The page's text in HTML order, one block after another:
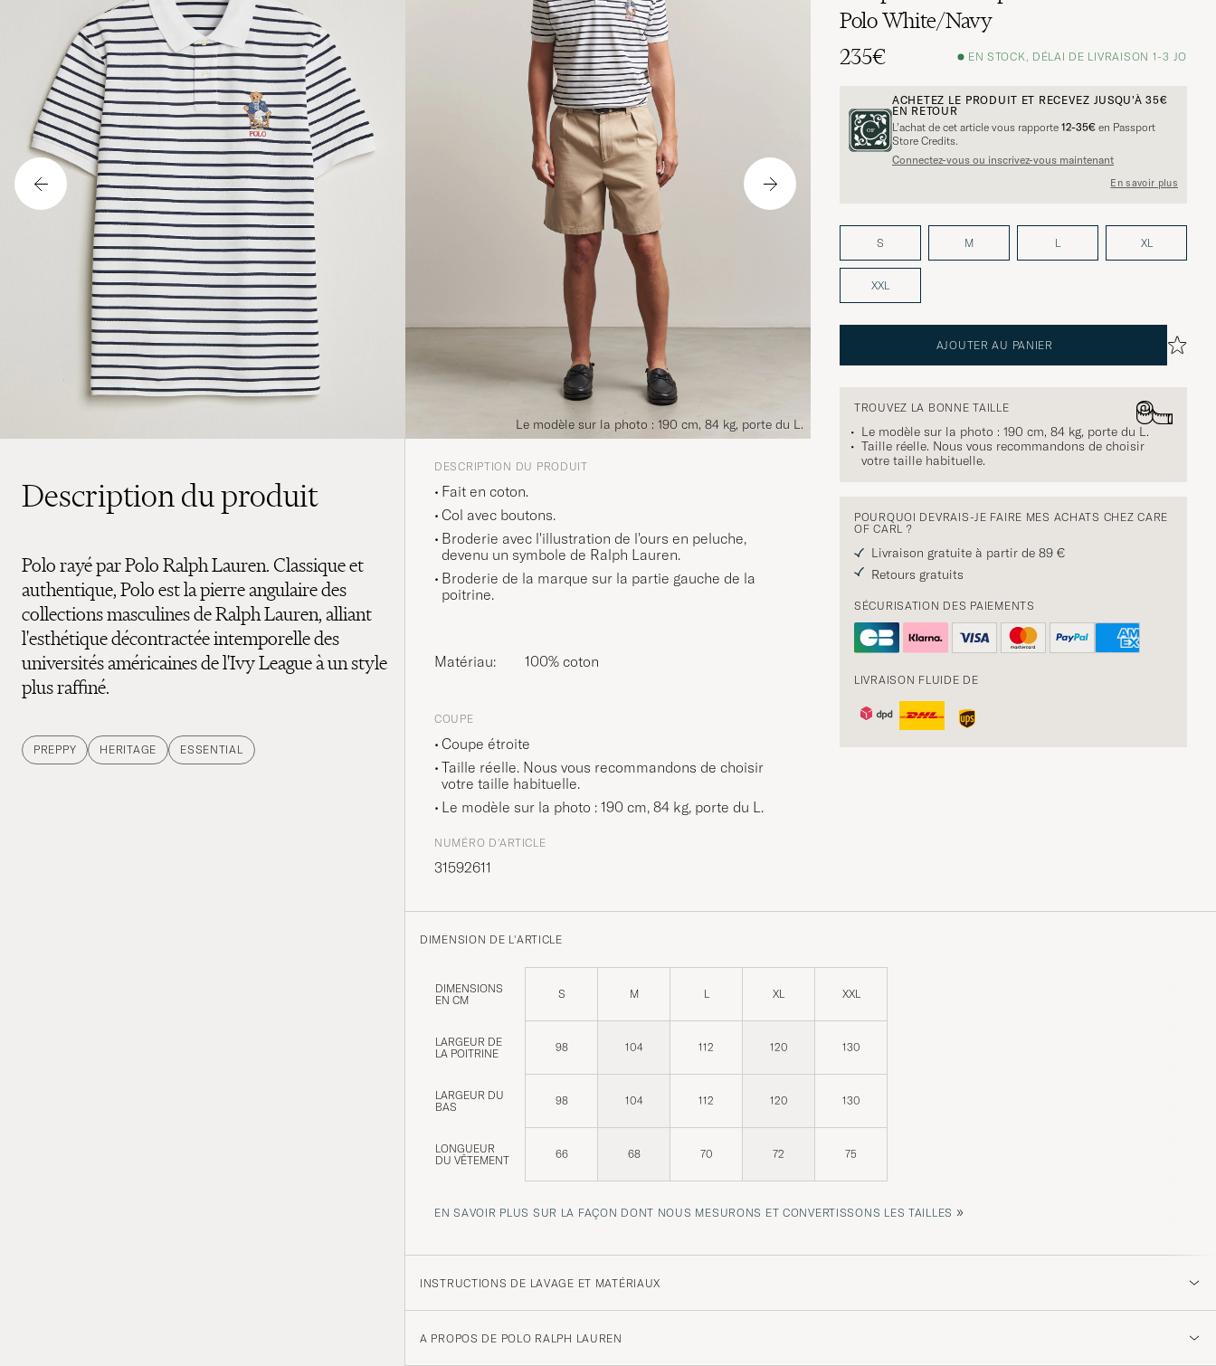
Le modèle sur la photo : 190 cm, 84 kg, porte du L.
Polo White/Navy
235€
EN STOCK, DÉLAI DE LIVRAISON 1-3 JO
ACHETEZ LE PRODUIT ET RECEVEZ JUSQU'À35€
EN RETOUR
L’achat de cet article vous rapporte 12-35€ en Passport
Store Credits.
Connectez-vous ou inscrivez-vous maintenant
En savoir plus
S M L XL
XXL
AJOUTER AU PANIER
TROUVEZ LA BONNE TAILLE
Le modèle sur la photo : 190 cm, 84 kg, porte du L.
Taille réelle. Nous vous recommandons de choisir
votre taille habituelle.
POURQUOI DEVRAIS-JE FAIRE MES ACHATS CHEZ CARE
OF CARL ?
Livraison gratuite à partir de 89 €
Retours gratuits
SÉCURISATION DES PAIEMENTS
LIVRAISON FLUIDE DE
Description du produit
Polo rayé par Polo Ralph Lauren. Classique et
authentique, Polo est la pierre angulaire des
collections masculines de Ralph Lauren, alliant
l'esthétique décontractée intemporelle des
universités américaines de l'Ivy League à un style
plus raffiné.
PREPPY HERITAGE ESSENTIAL
DESCRIPTION DU PRODUIT
Fait en coton.
Col avec boutons.
Broderie avec l'illustration de l'ours en peluche,
devenu un symbole de Ralph Lauren.
Broderie de la marque sur la partie gauche de la
poitrine.
Matériau: 100% coton
COUPE
Coupe étroite
Taille réelle. Nous vous recommandons de choisir
votre taille habituelle.
Le modèle sur la photo : 190 cm, 84 kg, porte du L .
NUMÉRO D'ARTICLE
31592611
DIMENSION DE L'ARTICLE
DIMENSIONS
EN CM
S M L XL XXL
LARGEUR DE
LA POITRINE
98 104 112 120 130
LARGEUR DU
BAS
98 104 112 120 130
LONGUEUR
DU VÊTEMENT
66 68 70 72 75
EN SAVOIR PLUS SUR LA FAÇON DONT NOUS MESURONS ET CONVERTISSONS LES TAILLES »
INSTRUCTIONS DE LAVAGE ET MATÉRIAUX
A PROPOS DE POLO RALPH LAUREN